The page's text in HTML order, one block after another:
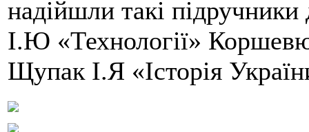
надійшли такі
І.Ю «Технології»
Щупак І.Я «Історія